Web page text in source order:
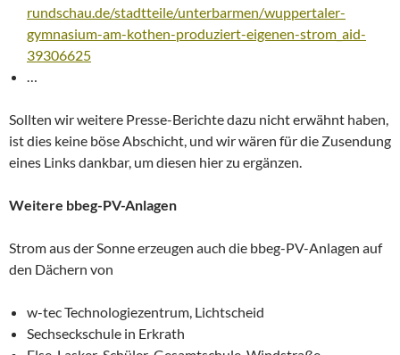
rundschau.de/stadtteile/unterbarmen/wuppertaler-
gymnasium-am-kothen-produziert-eigenen-strom_aid-
39306625
…
Sollten wir weitere Presse-Berichte dazu nicht erwähnt haben,
ist dies keine böse Abschicht, und wir wären für die Zusendung
eines Links dankbar, um diesen hier zu ergänzen.
Weitere bbeg-PV-Anlagen
Strom aus der Sonne erzeugen auch die bbeg-PV-Anlagen auf
den Dächern von
w-tec Technologiezentrum, Lichtscheid
Sechseckschule in Erkrath